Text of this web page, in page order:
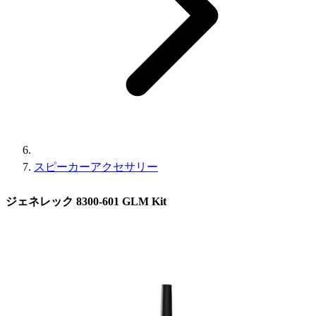
スピーカーアクセサリー
ジェネレック 8300-601 GLM Kit